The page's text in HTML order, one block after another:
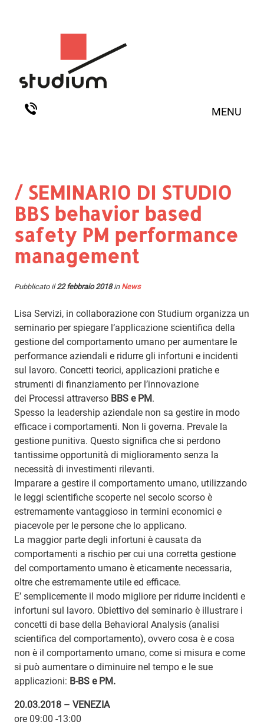
MENU
/ SEMINARIO DI STUDIO
BBS behavior based
safety PM performance
management
Pubblicato il22 febbraio 2018in News
Lisa Servizi, in collaborazione con Studium organizza un
seminario per spiegare l’applicazione scientifica della
gestione del comportamento umano per aumentare le
performance aziendali e ridurre gli infortuni e incidenti
sul lavoro. Concetti teorici, applicazioni pratiche e
strumenti di finanziamento per l’innovazione
dei Processi attraverso BBS e PM.
Spesso la leadership aziendale non sa gestire in modo
efficace i comportamenti. Non li governa. Prevale la
gestione punitiva. Questo significa che si perdono
tantissime opportunità di miglioramento senza la
necessità di investimenti rilevanti.
Imparare a gestire il comportamento umano, utilizzando
le leggi scientifiche scoperte nel secolo scorso è
estremamente vantaggioso in termini economici e
piacevole per le persone che lo applicano.
La maggior parte degli infortuni è causata da
comportamenti a rischio per cui una corretta gestione
del comportamento umano è eticamente necessaria,
oltre che estremamente utile ed efficace.
E’ semplicemente il modo migliore per ridurre incidenti e
infortuni sul lavoro. Obiettivo del seminario è illustrare i
concetti di base della Behavioral Analysis (analisi
scientifica del comportamento), ovvero cosa è e cosa
non è il comportamento umano, come si misura e come
si può aumentare o diminuire nel tempo e le sue
applicazioni: B-BS e PM.
20.03.2018 – VENEZIA
ore 09:00 -13:00